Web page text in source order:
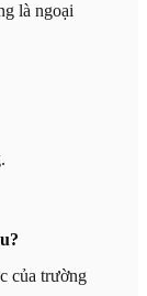
là ngoại
của trường